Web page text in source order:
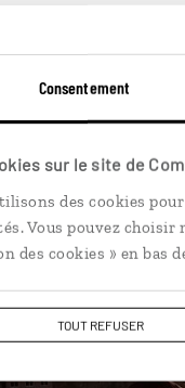
Consentement
sur le site de
des cookies
Vous pouvez choisir
des cookies » en bas
TOUT REFUSER
aller